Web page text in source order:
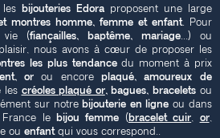
bijouteries Edoraproposent une large
montres homme, femme et enfant. Pour
vie (fiançailles, baptême, mariage...) ou
nous avons à cœur de proposer les
les plus tendancedu moment à prix
orou encore plaqué, amoureux de
les créoles plaqué or, bagues, braceletsou
sur notrebijouterie en ligne ou dans
lebijou femme (bracelet cuir or,
ou enfantqui vous correspond..